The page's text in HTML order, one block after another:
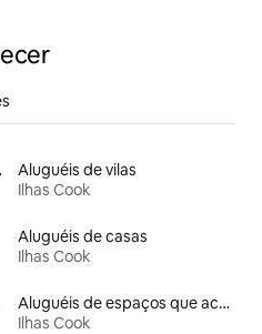
orla
Aluguéis de vilas
Ilhas Cook
Aluguéis de casas
Ilhas Cook
Aluguéis de espaços que aceitam animais de estimação
Ilhas Cook